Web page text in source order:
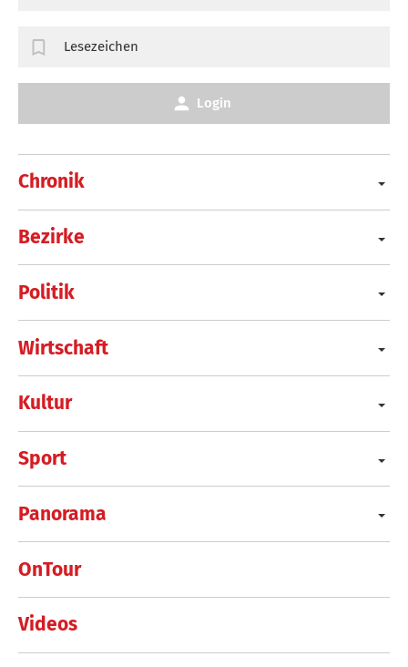
Chronik
Bezirke
Politik
Wirtschaft
Kultur
Sport
Panorama
OnTour
Videos
Lesezeichen
Login